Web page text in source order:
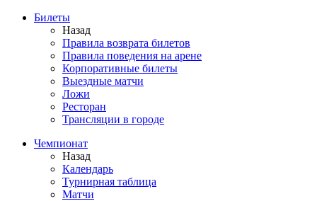
Билеты
Назад
Правила возврата билетов
Правила поведения на арене
Корпоративные билеты
Выездные матчи
Ложи
Ресторан
Трансляции в городе
Чемпионат
Назад
Календарь
Турнирная таблица
Матчи